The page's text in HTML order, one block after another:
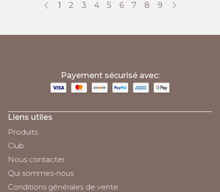
1 2 3 4 5 6 7 8 9
Payement sécurisé avec:
Liens utiles
Produits
Club
Nous contacter
Qui sommes-nous
Conditions générales de vente